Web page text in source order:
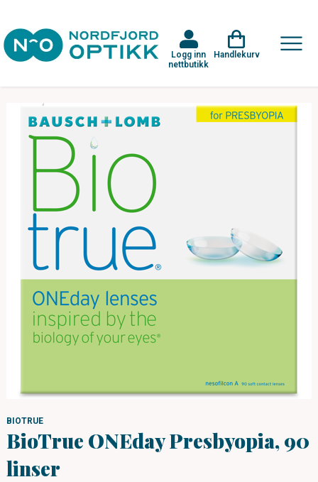
Logg inn
nettbutikk
Handlekurv
BIOTRUE
BioTrue ONEday Presbyopia, 90
linser